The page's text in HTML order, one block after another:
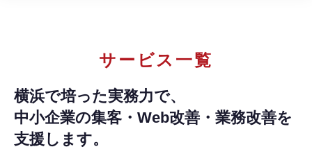
サービス一覧
横浜で培った実務力で、
中小企業の集客・Web改善・業務改善を
支援します。